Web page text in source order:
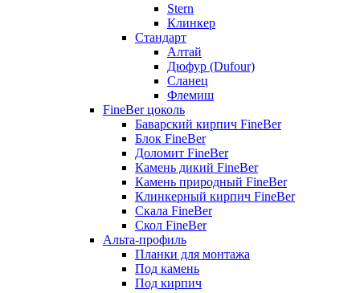
Stern
Клинкер
Стандарт
Алтай
Дюфур (Dufour)
Сланец
Флемиш
FineBer цоколь
Баварский кирпич FineBer
Блок FineBer
Доломит FineBer
Камень дикий FineBer
Камень природный FineBer
Клинкерный кирпич FineBer
Скала FineBer
Скол FineBer
Альта-профиль
Планки для монтажа
Под камень
Под кирпич